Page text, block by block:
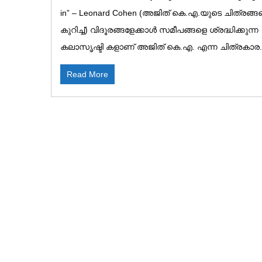
in” – Leonard Cohen (അജിത് കെ.എ.യുടെ
കുറിച്ച്) വിദൂരങ്ങളേക്കാൾ സമീപങ്ങളെ ശ്രദ്ധിക്കുന്ന
കലാസൃഷ്ടി കളാണ് അജിത് കെ.എ. എന്ന
Read More